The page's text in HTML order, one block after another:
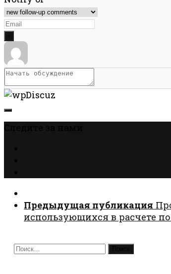
Предыдущая публикация
использующихся в расчете
Найти: